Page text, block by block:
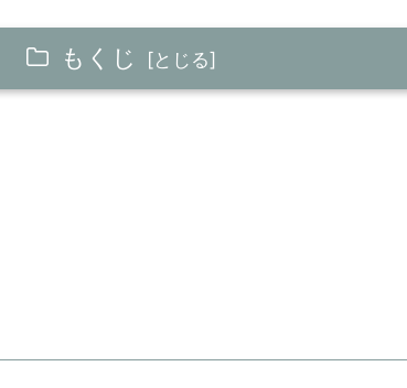
もくじ